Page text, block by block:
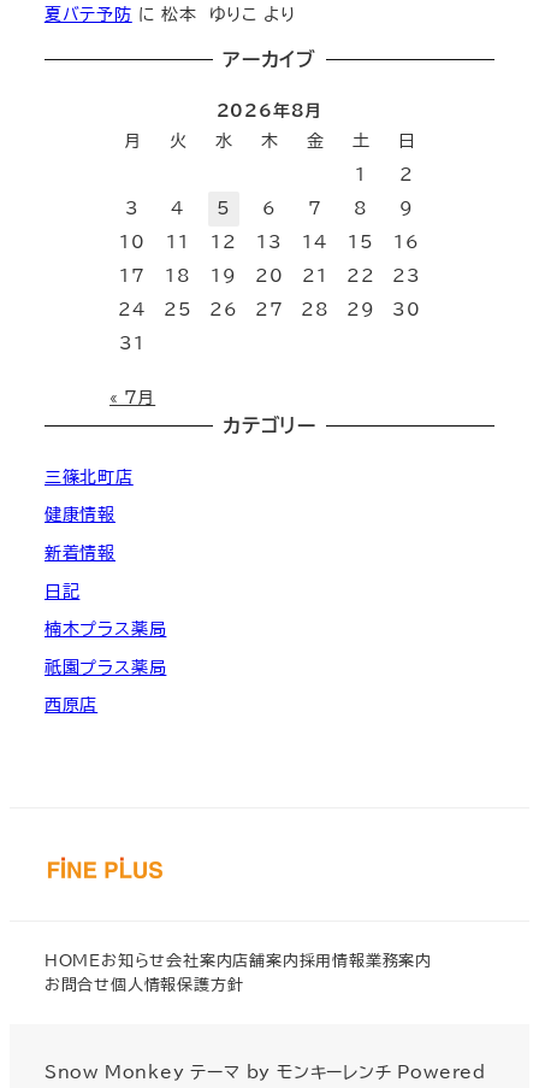
夏バテ予防 に松本 ゆりこ より
アーカイブ
2026年8月
月
火 水 木 金 土
日
1
2
3
4 5 6 7 8
9
10
11 12 13 14 15
16
17
18 19 20 21 22
23
24
25 26 27 28 29
30
31
« 7月
カテゴリー
三篠北町店
健康情報
新着情報
日記
楠木プラス薬局
祇園プラス薬局
西原店
HOMEお知らせ会社案内店舗案内採用情報業務案内
お問合せ個人情報保護方針
Snow Monkey テーマ byモンキーレンチ Powered